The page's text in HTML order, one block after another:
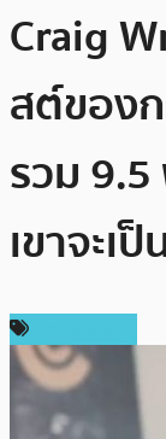
Craig
สต์ของ
รวม
เขาจะเ